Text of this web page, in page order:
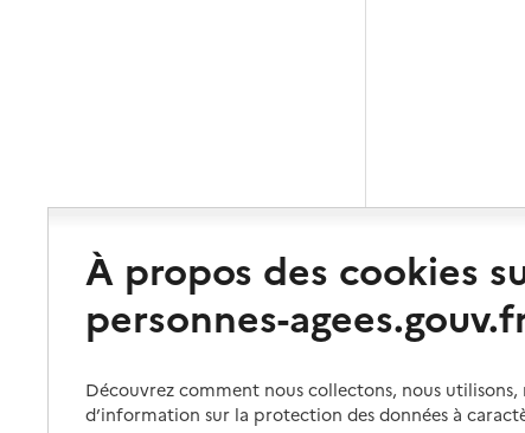
À propos des cookies
personnes-
Découvrez comment nous collectons, nous
d’information sur la protection des données à